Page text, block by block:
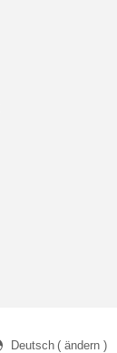
Deutsch ( ändern )